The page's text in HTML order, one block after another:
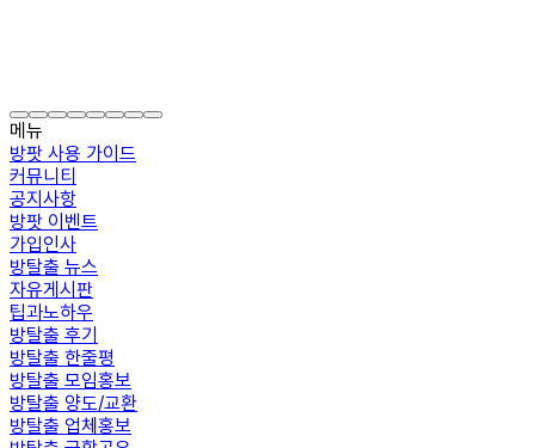
메뉴
방팟 사용 가이드
커뮤니티
공지사항
방팟 이벤트
가입인사
방탈출 뉴스
자유게시판
팁과노하우
방탈출 후기
방탈출 한줄평
방탈출 모임홍보
방탈출 양도/교환
방탈출 업체홍보